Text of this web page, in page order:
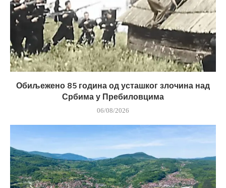
Обиљежено 85 година од усташког злочина над
Србима у Пребиловцима
06/08/2026